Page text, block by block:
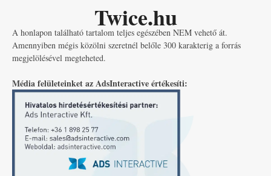
Twice.hu
A honlapon található tartalom teljes egészében NEM vehető át.
Amennyiben mégis közölni szeretnél belőle 300 karakterig a forrás
megjelölésével megteheted.
Média felületeinket az AdsInteractive értékesíti: